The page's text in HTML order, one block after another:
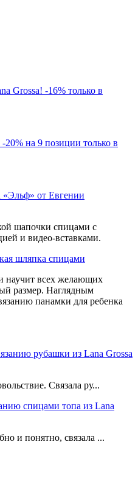
Grossa! -16% только в
на 9 позиции только в
«Эльф» от Евгении
шапочки спицами с
и видео-вставками.
шляпка спицами
научит всех желающих
размер. Наглядным
панамки для ребенка
рубашки из Lana Grossa
Связала ру...
спицами топа из Lana
и понятно, связала ...